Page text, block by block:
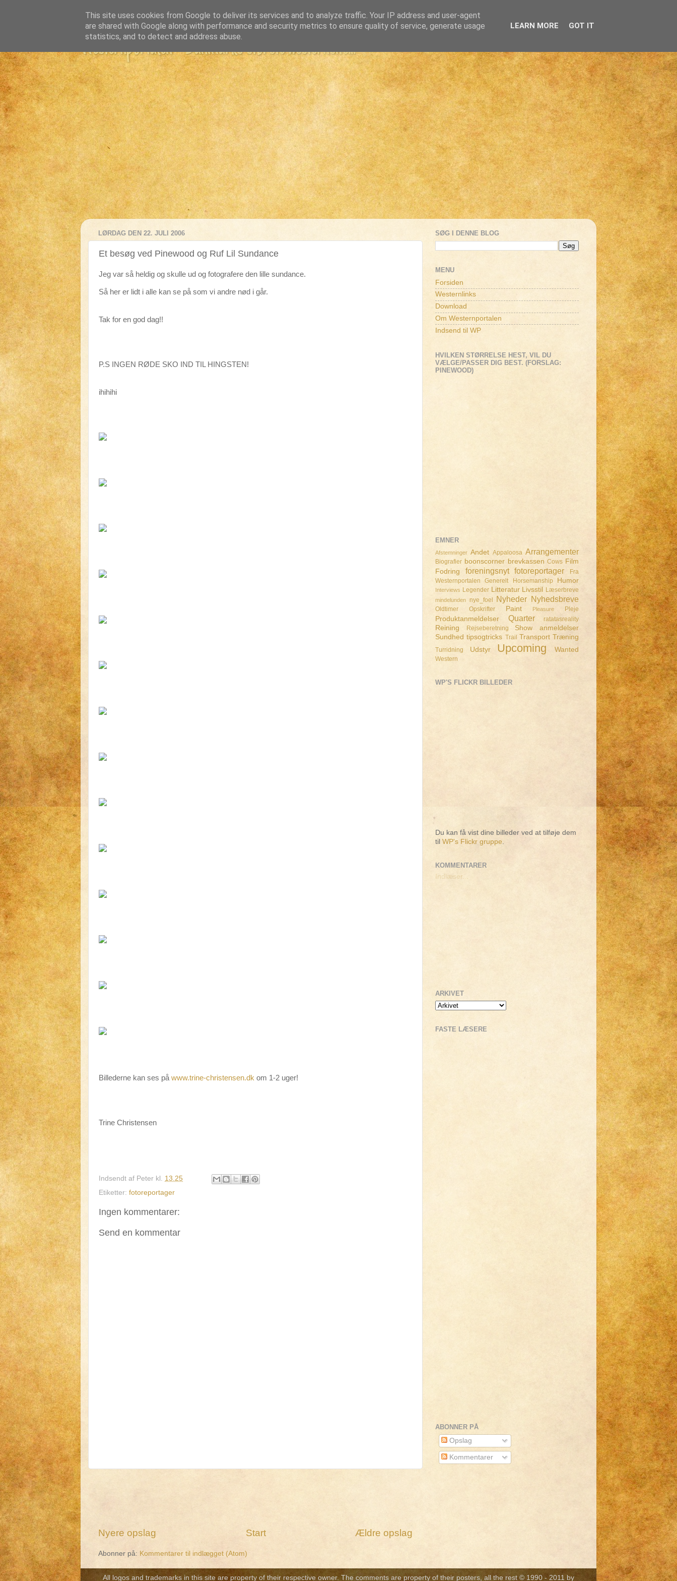
Westernportalen - Danmarks største westernsite...
LØRDAG DEN 22. JULI 2006
Et besøg ved Pinewood og Ruf Lil Sundance
Jeg var så heldig og skulle ud og fotografere den lille sundance.
Så her er lidt i alle kan se på som vi andre nød i går.
Tak for en god dag!!
P.S INGEN RØDE SKO IND TIL HINGSTEN!
ihihihi
Billederne kan ses på www.trine-christensen.dk om 1-2 uger!
Trine Christensen
Indsendt af Peter kl. 13.25
Etiketter: fotoreportager
Ingen kommentarer:
Send en kommentar
Nyere opslag Ældre opslag
Start
Abonner på: Kommentarer til indlægget (Atom)
SØG I DENNE BLOG
MENU
Forsiden
Westernlinks
Download
Om Westernportalen
Indsend til WP
HVILKEN STØRRELSE HEST, VIL DU
VÆLGE/PASSER DIG BEST. (FORSLAG:
PINEWOOD)
EMNER
Afstemninger Andet Appaloosa Arrangementer
Biografier boonscorner brevkassen Cows Film
Fodring
foreningsnyt fotoreportager
Fra
Westernportalen
Generelt Horsemanship Humor
Interviews Legender Litteratur Livsstil Læserbreve
mindelunden nye_foel Nyheder Nyhedsbreve
Oldtimer Opskrifter Paint Pleasure Pleje
Produktanmeldelser Quarter ratatasreality
Reining Rejseberetning
Show anmeldelser
Sundhed tipsogtricks Trail Transport Træning
Turridning Udstyr Upcoming Wanted
Western
WP'S FLICKR BILLEDER
Du kan få vist dine billeder ved at tilføje dem
til WP's Flickr gruppe
KOMMENTARER
Indlæser...
ARKIVET
FASTE LÆSERE
ABONNER PÅ
Opslag
Kommentarer
All logos and trademarks in this site are property of their respective owner. The comments are property of their posters, all the rest © 1990 - 2011 by
This site uses cookies from Google to deliver its services and to analyze traffic. Your IP address and user-agent
are shared with Google along with performance and security metrics to ensure quality of service, generate usage
statistics, and to detect and address abuse.
LEARN MORE GOT IT